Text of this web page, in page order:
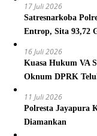
17 Juli 2026
Satresnarkoba
Entrop, Sita 93,72
16 Juli 2026
Kuasa Hukum VA
Oknum DPRK
11 Juli 2026
Polresta Jayapura
Diamankan